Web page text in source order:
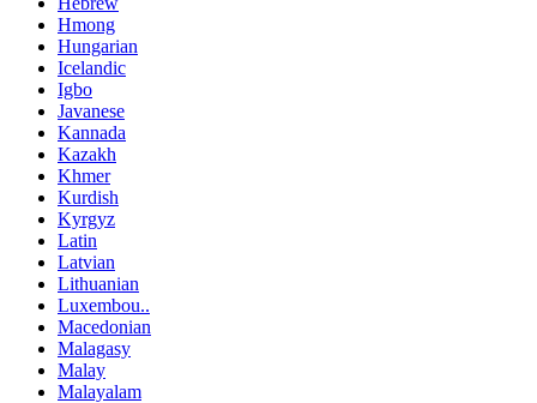
Hmong
Hungarian
Icelandic
Igbo
Javanese
Kannada
Kazakh
Khmer
Kurdish
Kyrgyz
Latin
Latvian
Lithuanian
Luxembou..
Macedonian
Malagasy
Malay
Malayalam